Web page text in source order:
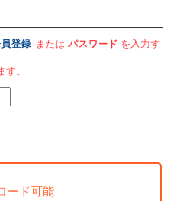
登録 またはパスワード を入力す
。
ード可能